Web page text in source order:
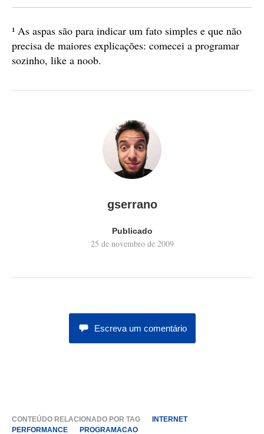
¹ As aspas são para indicar um fato simples e que não
precisa de maiores explicações: comecei a programar
sozinho, like a noob.
gserrano
Publicado
25 de novembro de 2009
Escreva um comentário
CONTEÚDO RELACIONADO POR TAG
INTERNET
PERFORMANCE
PROGRAMACAO